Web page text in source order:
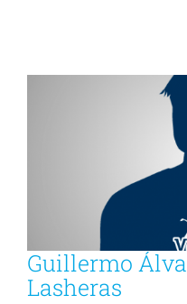
Guillermo
Lasheras